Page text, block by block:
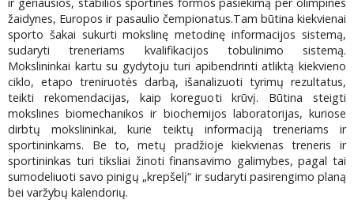
ir geriausios, stabilios sportinės formos pasiekimą per olimpines
žaidynes, Europos ir pasaulio čempionatus.Tam būtina kiekvienai
sporto šakai sukurti mokslinę metodinę informacijos sistemą,
sudaryti treneriams kvalifikacijos tobulinimo sistemą.
Mokslininkai kartu su gydytoju turi apibendrinti atliktą kiekvieno
ciklo, etapo treniruotės darbą, išanalizuoti tyrimų rezultatus,
teikti rekomendacijas, kaip koreguoti krūvį. Būtina steigti
mokslines biomechanikos ir biochemijos laboratorijas, kuriose
dirbtų mokslininkai, kurie teiktų informaciją treneriams ir
sportininkams. Bе to, metų pradžioje kiekvienas treneris ir
sportininkas turi tiksliai žinoti finansavimo galimybes, pagal tai
sumodeliuoti savo pinigų „krepšelį“ ir sudaryti pasirengimo planą
bei varžybų kalendorių.